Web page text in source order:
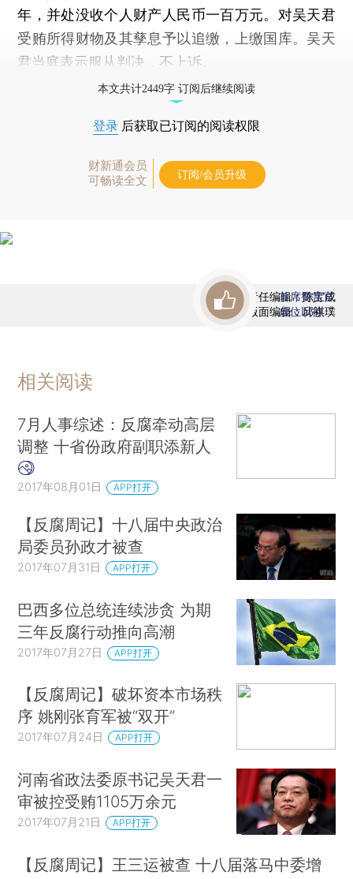
年，并处没收个人财产人民币一百万元。对吴天君
受贿所得财物及其孳息予以追缴，上缴国库。吴天
君当庭表示服从判决，不上诉。
本文共计2449字 订阅后继续阅读
登录 后获取已订阅的阅读权限
财新通会员
可畅读全文
订阅/会员升级
责任编辑：陈宝成
版面编辑：邱祺璞
首席赞赏官
虚位以待
相关阅读
7月人事综述：反腐牵动高层
调整 十省份政府副职添新人
2017年08月01日 APP打开
【反腐周记】十八届中央政治
局委员孙政才被查
2017年07月31日 APP打开
巴西多位总统连续涉贪 为期
三年反腐行动推向高潮
2017年07月27日 APP打开
【反腐周记】破坏资本市场秩
序 姚刚张育军被“双开”
2017年07月24日 APP打开
河南省政法委原书记吴天君一
审被控受贿1105万余元
2017年07月21日 APP打开
【反腐周记】王三运被查 十八届落马中委增